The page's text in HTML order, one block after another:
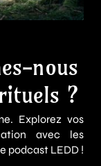
nous
?
Explorez vos
avec les
podcast LEDD !